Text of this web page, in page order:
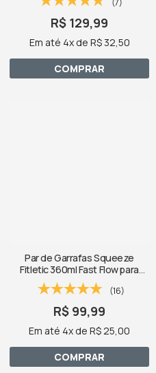
R$ 129,99
Em até 4x de R$ 32,50
COMPRAR
Par de Garrafas Squeeze
Fitletic 360ml Fast Flow para
Corrida
(16)
R$ 99,99
Em até 4x de R$ 25,00
COMPRAR